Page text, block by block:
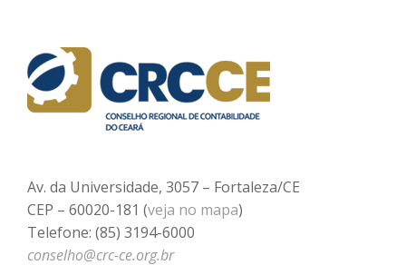
Av. da Universidade, 3057 – Fortaleza/CE
CEP – 60020-181 (veja no mapa)
Telefone: (85) 3194-6000
conselho@crc-ce.org.br